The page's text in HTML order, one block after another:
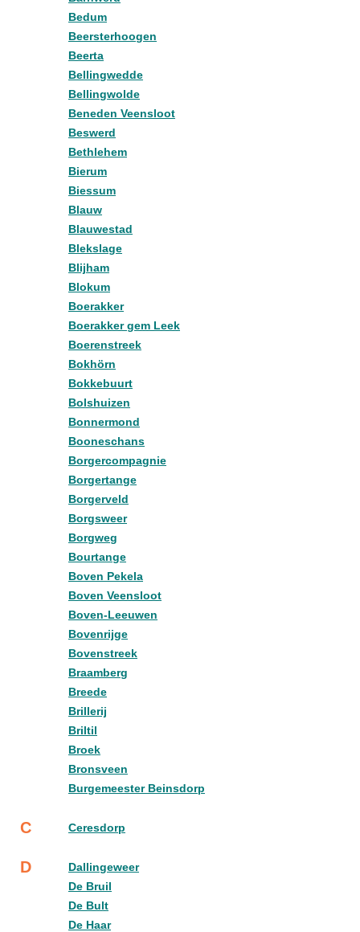
Bedum
Beersterhoogen
Beerta
Bellingwedde
Bellingwolde
Beneden Veensloot
Beswerd
Bethlehem
Bierum
Biessum
Blauw
Blauwestad
Blekslage
Blijham
Blokum
Boerakker
Boerakker gem Leek
Boerenstreek
Bokhörn
Bokkebuurt
Bolshuizen
Bonnermond
Booneschans
Borgercompagnie
Borgertange
Borgerveld
Borgsweer
Borgweg
Bourtange
Boven Pekela
Boven Veensloot
Boven-Leeuwen
Bovenrijge
Bovenstreek
Braamberg
Breede
Brillerij
Briltil
Broek
Bronsveen
Burgemeester Beinsdorp
C Ceresdorp
D
Dallingeweer
De Bruil
De Bult
De Haar